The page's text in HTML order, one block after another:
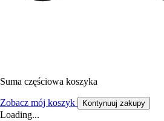
Suma częściowa koszyka
Zobacz mój koszyk Kontynuuj zakupy
Loading...